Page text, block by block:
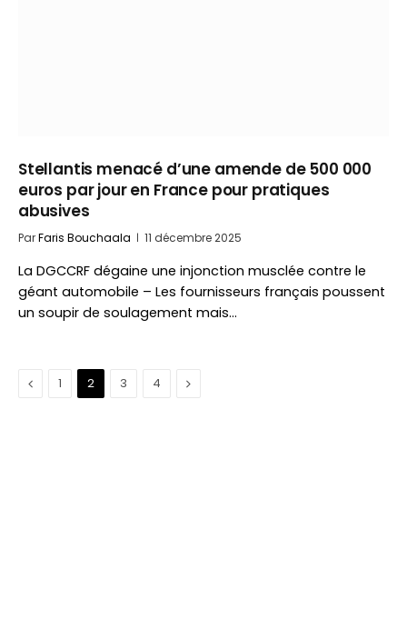
Stellantis menacé d’une amende de 500 000
euros par jour en France pour pratiques
abusives
ParFaris Bouchaala 11 décembre 2025
La DGCCRF dégaine une injonction musclée contre le
géant automobile – Les fournisseurs français poussent
un soupir de soulagement mais…
Précédent
1 2 3 4 Suivant